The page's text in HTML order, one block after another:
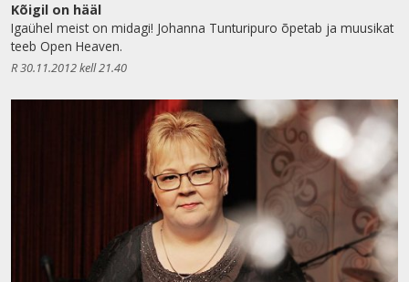
Kõigil on hääl
Igaühel meist on midagi! Johanna Tunturipuro õpetab ja muusikat
teeb Open Heaven.
R 30.11.2012 kell 21.40